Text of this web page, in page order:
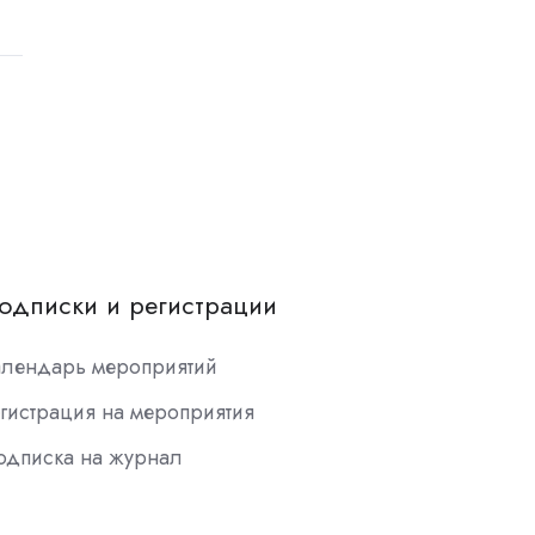
и регистрации
мероприятий
на мероприятия
на журнал